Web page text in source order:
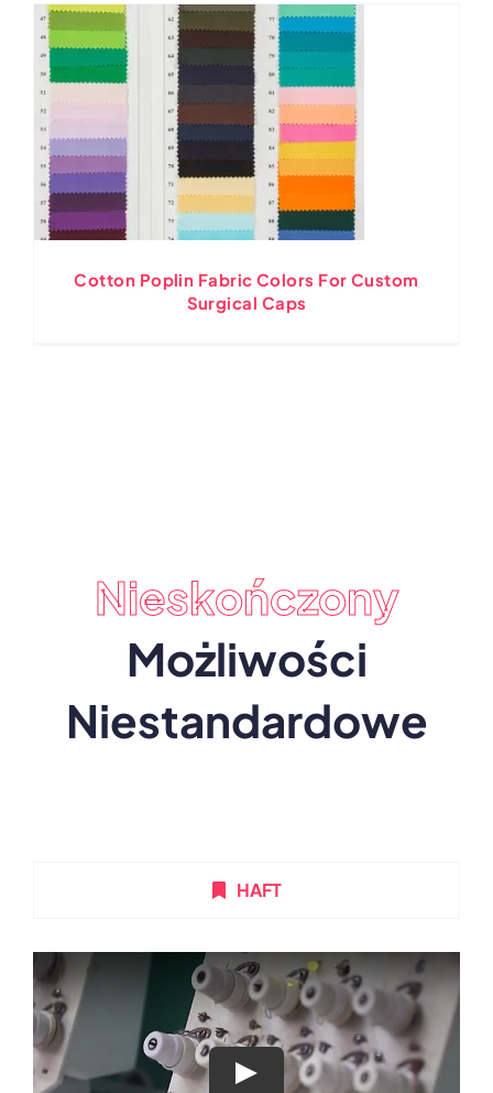
Cotton Poplin Fabric Colors For Custom
Surgical Caps
Nieskończony
Możliwości
Niestandardowe
HAFT